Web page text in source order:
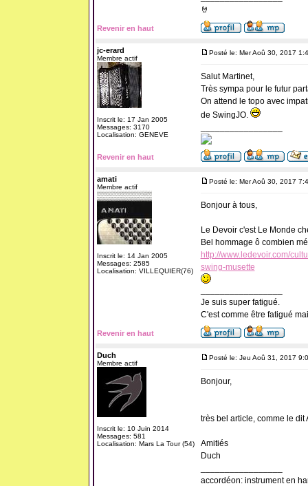
🤘
Revenir en haut
jc-erard
Membre actif
Inscrit le: 17 Jan 2005
Messages: 3170
Localisation: GENEVE
Posté le: Mer Aoû 30, 2017
Salut Martinet,
Très sympa pour le futur
On attend le topo avec
de SwingJO.
Revenir en haut
amati
Membre actif
Inscrit le: 14 Jan 2005
Messages: 2585
Localisation: VILLEQUIER(76)
Posté le: Mer Aoû 30, 2017
Bonjour à tous,
Le Devoir c'est Le Monde
Bel hommage ô combien
http://www.ledevoir.com/
swing-musette
Je suis super fatigué.
C'est comme être fatigué
Revenir en haut
Duch
Membre actif
Inscrit le: 10 Juin 2014
Messages: 581
Localisation: Mars La Tour (54)
Posté le: Jeu Aoû 31, 2017
Bonjour,
très bel article, comme le dit
Amitiés
Duch
accordéon: instrument en